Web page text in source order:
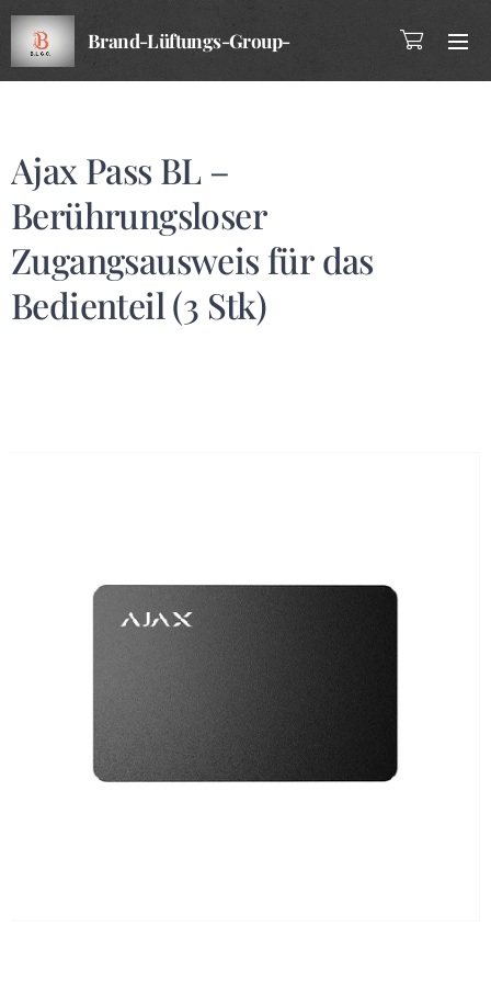
Brand-Lüftungs-Group-
Ajax Pass BL –
Berührungsloser
Zugangsausweis für das
Bedienteil (3 Stk)